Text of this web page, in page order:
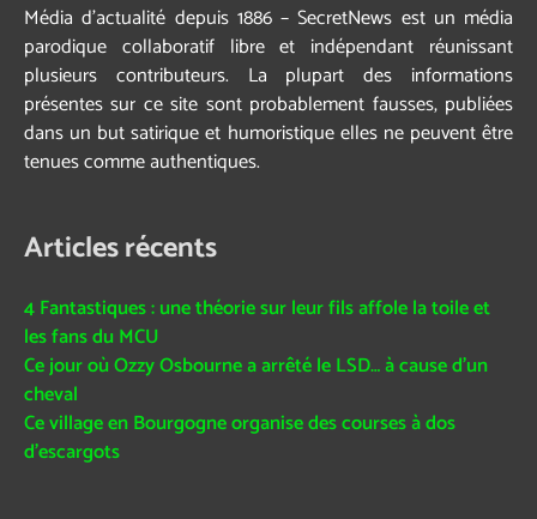
Média d’actualité depuis 1886 – SecretNews est un média
parodique collaboratif libre et indépendant réunissant
plusieurs contributeurs. La plupart des informations
présentes sur ce site sont probablement fausses, publiées
dans un but satirique et humoristique elles ne peuvent être
tenues comme authentiques.
Articles récents
4 Fantastiques : une théorie sur leur fils affole la toile et
les fans du MCU
Ce jour où Ozzy Osbourne a arrêté le LSD… à cause d’un
cheval
Ce village en Bourgogne organise des courses à dos
d’escargots